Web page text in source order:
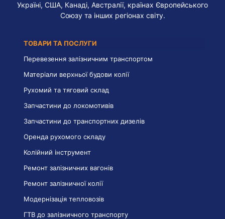
Україні, США, Канаді, Австралії, країнах Європейського
Союзу та інших регіонах світу.
ТОВАРИ ТА ПОСЛУГИ
Перевезення залізничним транспортом
Матеріали верхньої будови колії
Рухомий та тяговий склад
Запчастини до локомотивів
Запчастини до транспортних дизелів
Оренда рухомого складу
Колійний інструмент
Ремонт залізничних вагонів
Ремонт залізничної колії
Модернізація тепловозів
ГТВ до залізничного транспорту